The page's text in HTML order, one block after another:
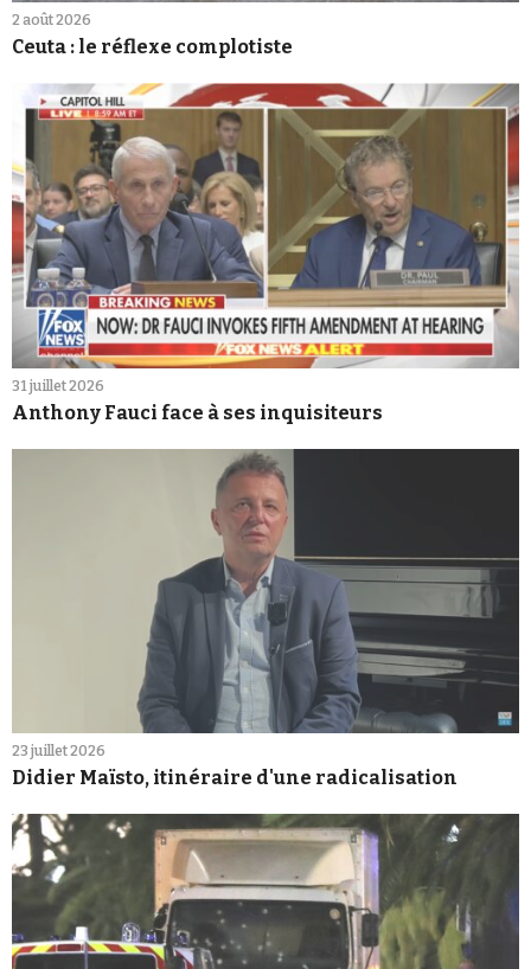
2 août 2026
Ceuta : le réflexe complotiste
31 juillet 2026
Anthony Fauci face à ses inquisiteurs
23 juillet 2026
Didier Maïsto, itinéraire d'une radicalisation